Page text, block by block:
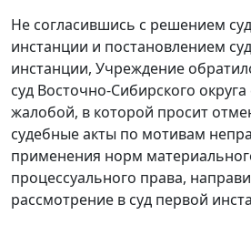
Не согласившись с решением
инстанции и постановлением
инстанции, Учреждение
суд Восточно-Сибирского
жалобой, в которой просит
судебные акты по мотивам
применения норм
процессуального права,
рассмотрение в суд первой